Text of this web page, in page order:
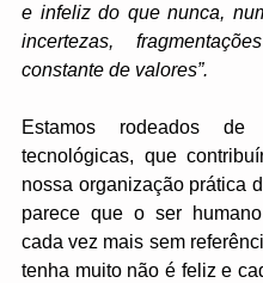
e infeliz do que nunca,
incertezas,
constante de valores”.
Estamos rodeados de
tecnológicas, que
nossa organização prática
parece que o ser
cada vez mais sem
tenha muito não é feliz e